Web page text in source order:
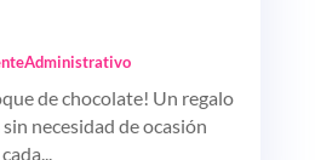
de chocolate! Un regalo
necesidad de ocasión